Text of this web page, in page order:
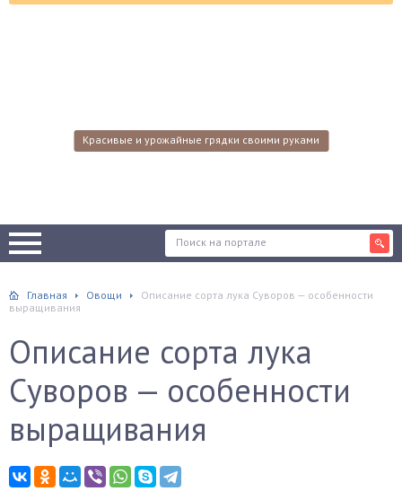
Красивые и урожайные грядки своими руками
Главная Овощи
Описание сорта лука Суворов — особенности
выращивания
Описание сорта лука
Суворов — особенности
выращивания